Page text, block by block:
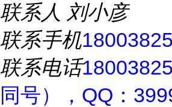
联系人 刘小彦
联系手机
联系电话
同号），QQ：